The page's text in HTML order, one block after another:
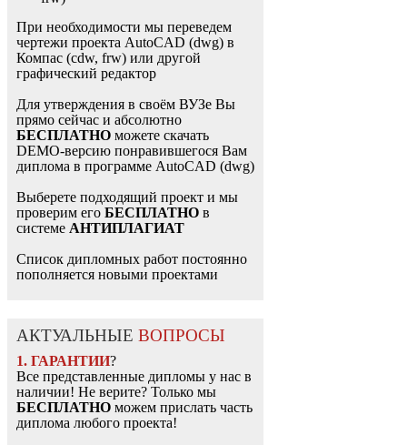
При необходимости мы переведем
чертежи проекта AutoCAD (dwg) в
Компас (cdw, frw) или другой
графический редактор
Для утверждения в своём ВУЗе Вы
прямо сейчас и абсолютно
БЕСПЛАТНО можете скачать
DEMO-версию понравившегося Вам
диплома в программе AutoCAD (dwg)
Выберете подходящий проект и мы
проверим его БЕСПЛАТНО в
системе АНТИПЛАГИАТ
Список дипломных работ постоянно
пополняется новыми проектами
АКТУАЛЬНЫЕ ВОПРОСЫ
1. ГАРАНТИИ?
Все представленные дипломы у нас в
наличии! Не верите? Только мы
БЕСПЛАТНО можем прислать часть
диплома любого проекта!